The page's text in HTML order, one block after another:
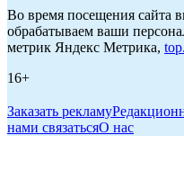
Во время посещения сайта
обрабатываем ваши
метрик Яндекс Метрика,
16+
Заказать рекламу
нами связатьсяО нас